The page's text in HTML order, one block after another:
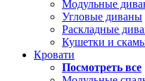
Модульные
Угловые диваны
Раскладные
Кушетки и
Кровати
Посмотреть все